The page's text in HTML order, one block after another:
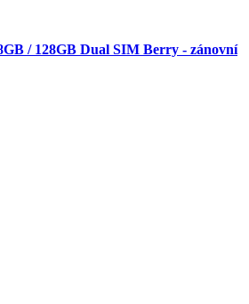
/ 128GB Dual SIM Berry - zánovní